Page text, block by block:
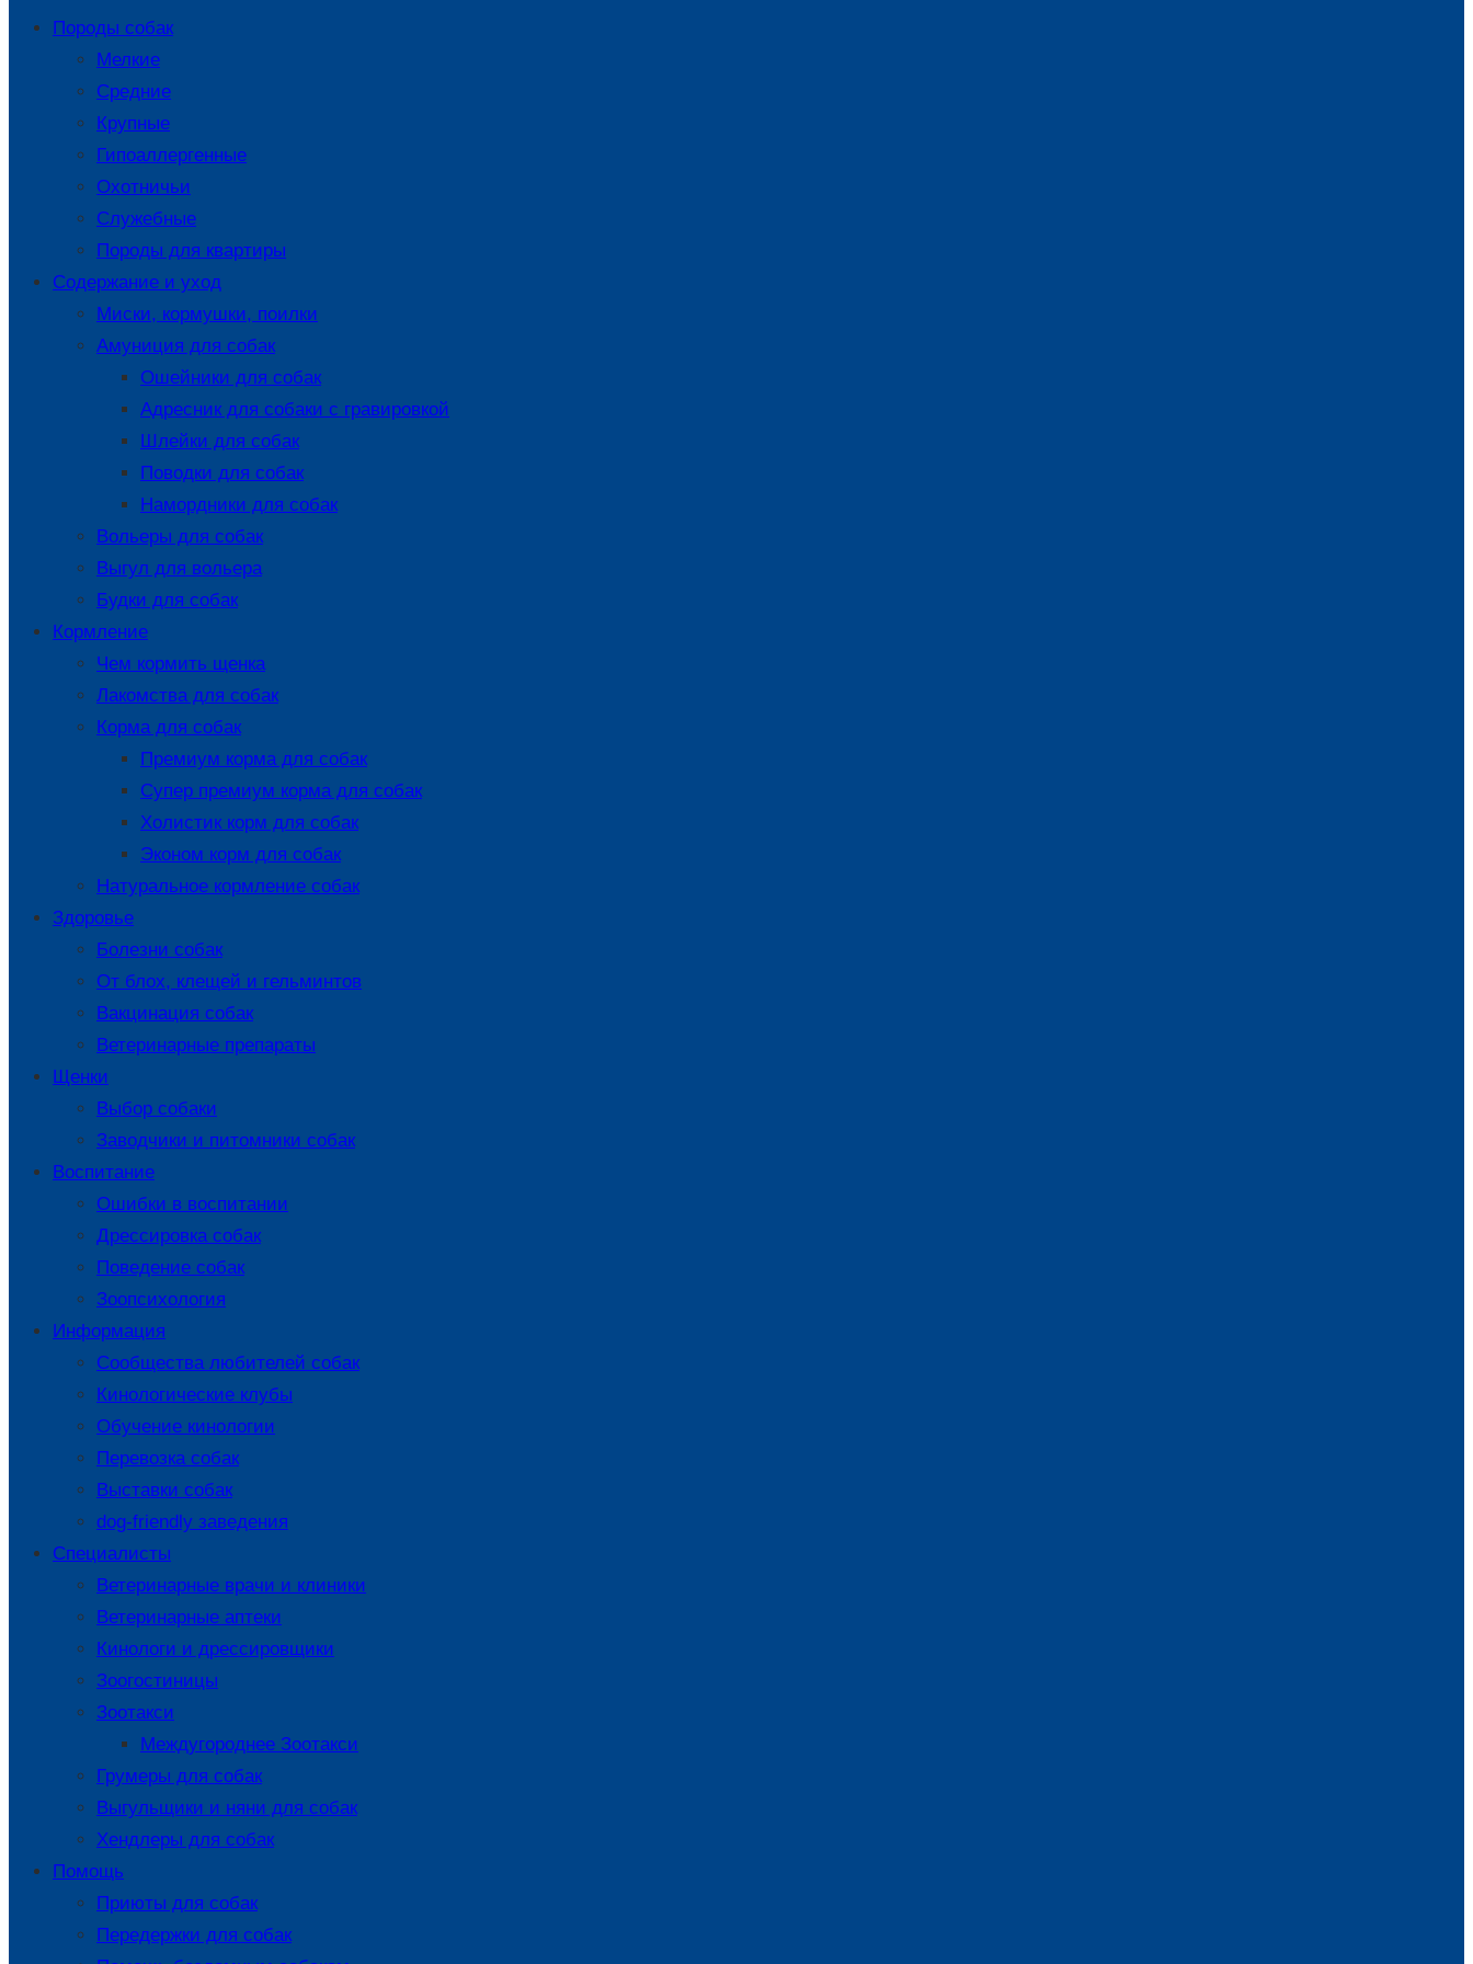
Породы собак
Мелкие
Средние
Крупные
Гипоаллергенные
Охотничьи
Служебные
Породы для квартиры
Содержание и уход
Миски, кормушки, поилки
Амуниция для собак
Ошейники для собак
Адресник для собаки с гравировкой
Шлейки для собак
Поводки для собак
Намордники для собак
Вольеры для собак
Выгул для вольера
Будки для собак
Кормление
Чем кормить щенка
Лакомства для собак
Корма для собак
Премиум корма для собак
Супер премиум корма для собак
Холистик корм для собак
Эконом корм для собак
Натуральное кормление собак
Здоровье
Болезни собак
От блох, клещей и гельминтов
Вакцинация собак
Ветеринарные препараты
Щенки
Выбор собаки
Заводчики и питомники собак
Воспитание
Ошибки в воспитании
Дрессировка собак
Поведение собак
Зоопсихология
Информация
Сообщества любителей собак
Кинологические клубы
Обучение кинологии
Перевозка собак
Выставки собак
dog-friendly заведения
Специалисты
Ветеринарные врачи и клиники
Ветеринарные аптеки
Кинологи и дрессировщики
Зоогостиницы
Зоотакси
Междугороднее Зоотакси
Грумеры для собак
Выгульщики и няни для собак
Хендлеры для собак
Помощь
Приюты для собак
Передержки для собак